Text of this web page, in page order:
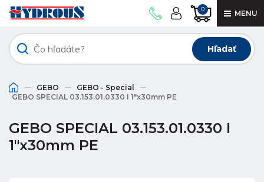
0 MENU
Hľadať
GEBO
GEBO - Special
GEBO SPECIAL 03.153.01.0330 I 1"x30mm PE
GEBO SPECIAL 03.153.01.0330 I
1"x30mm PE